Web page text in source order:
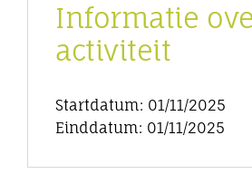
Informatie
activiteit
Startdatum: 01/11/2025
Einddatum: 01/11/2025